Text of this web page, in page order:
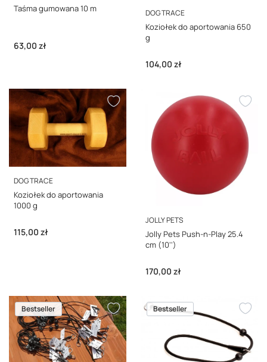
Taśma gumowana 10 m
Cena
63,00 zł
PRODUCENT
DOG TRACE
Koziołek do aportowania 650
g
Cena
104,00 zł
PRODUCENT
DOG TRACE
Koziołek do aportowania
1000 g
Cena
115,00 zł
PRODUCENT
JOLLY PETS
Jolly Pets Push-n-Play 25.4
cm (10'')
Cena
170,00 zł
Bestseller Bestseller